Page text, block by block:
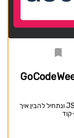
בואו ונפתח קצת את מכסה המנוע של JS ונתחיל להבין איך
קוד